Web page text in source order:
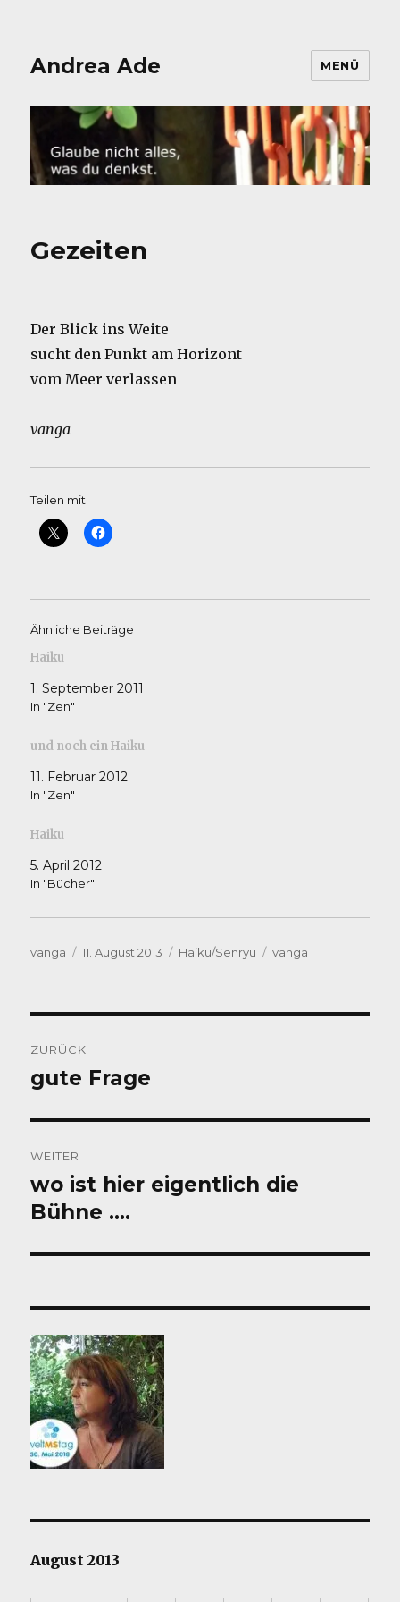
Andrea Ade MENÜ
Gezeiten
Der Blick ins Weite
sucht den Punkt am Horizont
vom Meer verlassen
vanga
Teilen mit:
Ähnliche Beiträge
Haiku
1. September 2011
In "Zen"
und noch ein Haiku
11. Februar 2012
In "Zen"
Haiku
5. April 2012
In "Bücher"
Autor
vanga
Veröffentlicht
11. August 2013 Kategorien
Haiku/Senryu Schlagwörter
vanga
ZURÜCK
Vorheriger
gute Frage
WEITER
Nächster
Beitrag:
wo ist hier eigentlich die
Bühne ….
August 2013